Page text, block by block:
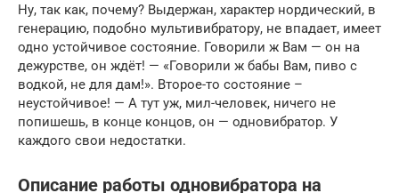
Ну, так как, почему? Выдержан, характер нордический, в
генерацию, подобно мультивибратору, не впадает, имеет
одно устойчивое состояние. Говорили ж Вам — он на
дежурстве, он ждёт! — «Говорили ж бабы Вам, пиво с
водкой, не для дам!». Второе-то состояние –
неустойчивое! — А тут уж, мил-человек, ничего не
попишешь, в конце концов, он — одновибратор. У
каждого свои недостатки.
Описание работы одновибратора на